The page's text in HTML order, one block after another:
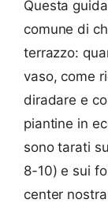
Questa
comune di
terrazzo:
vaso, come
diradare e
piantine in
sono tarati
8-10) e sui
center